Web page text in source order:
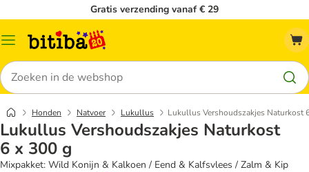
Gratis verzending vanaf € 29
Catalogusmenu
Zoeken
Honden Natvoer Lukullus Lukullus Vershoudszakjes Naturkost
Lukullus Vershoudszakjes Naturkost
6 x 300 g
Mixpakket: Wild Konijn & Kalkoen / Eend & Kalfsvlees / Zalm & Kip